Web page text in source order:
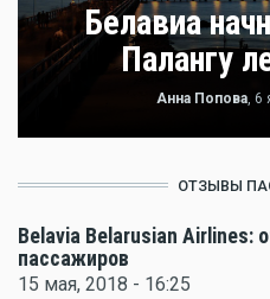
Белавиа
Палангу
Анна Попова, 6
ОТЗЫВЫ
Belavia Belarusian Airlines:
пассажиров
15 мая, 2018 - 16:25